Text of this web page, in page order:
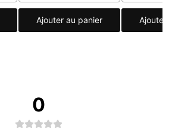
Ajouter au panier Ajouter
0